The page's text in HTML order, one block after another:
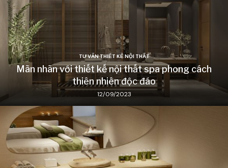
TƯ VẤN THIẾT KẾ NỘI THẤT
Mãn nhãn với thiết kế nội thất spa phong cách
thiên nhiên độc đáo
12/09/2023